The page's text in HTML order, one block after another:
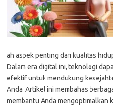
ah aspek penting dari kualitas
Dalam era digital ini, teknologi
efektif untuk mendukung
Anda. Artikel ini membahas
membantu Anda mengoptimalkan